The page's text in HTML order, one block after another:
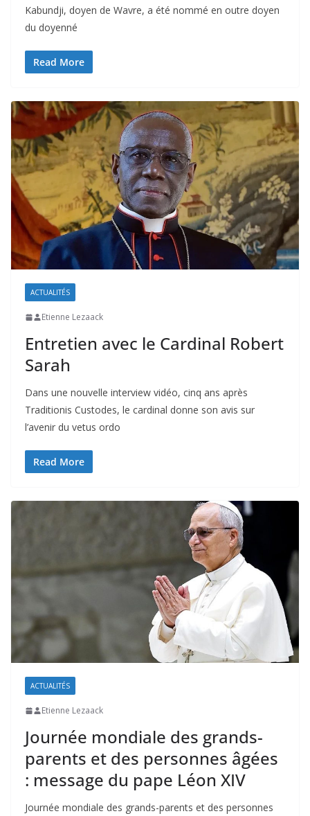
Kabundji, doyen de Wavre, a été nommé en outre doyen
du doyenné
Read More
ACTUALITÉS
Etienne Lezaack
Entretien avec le Cardinal Robert
Sarah
Dans une nouvelle interview vidéo, cinq ans après
Traditionis Custodes, le cardinal donne son avis sur
l’avenir du vetus ordo
Read More
ACTUALITÉS
Etienne Lezaack
Journée mondiale des grands-
parents et des personnes âgées
: message du pape Léon XIV
Journée mondiale des grands-parents et des personnes